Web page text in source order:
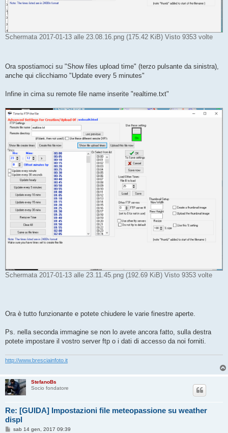
Schermata 2017-01-13 alle 23.08.16.png (175.42 KiB) Visto 9353 volte
Ora spostiamoci su "Show files upload time" (terzo pulsante da sinistra),
anche qui clicchiamo "Update every 5 minutes"
Infine in cima su remote file name inserite "realtime.txt"
Schermata 2017-01-13 alle 23.11.45.png (192.69 KiB) Visto 9353 volte
Ora è tutto funzionante e potete chiudere le varie finestre aperte.
Ps. nella seconda immagine se non lo avete ancora fatto, sulla destra
potete impostare il vostro server ftp o i dati di accesso da noi forniti.
http://www.bresciainfoto.it
StefanoBs
Socio fondatore
Re: [GUIDA] Impostazioni file meteopassione su weather
displ
Msab 14 gen, 2017 09:39